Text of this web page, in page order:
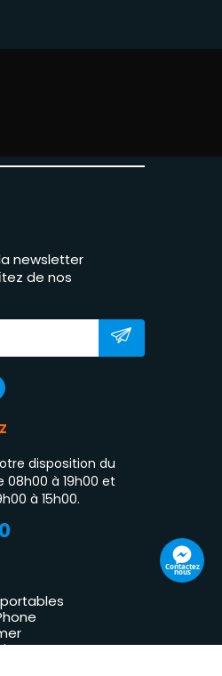
newsletter
de nos
disposition du
08h00 à 19h00 et
à 15h00.
Contactez
nous